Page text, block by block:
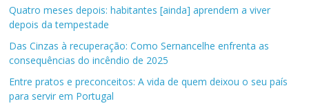
Quatro meses depois: habitantes [ainda] aprendem a viver
depois da tempestade
Das Cinzas à recuperação: Como Sernancelhe enfrenta as
consequências do incêndio de 2025
Entre pratos e preconceitos: A vida de quem deixou o seu país
para servir em Portugal